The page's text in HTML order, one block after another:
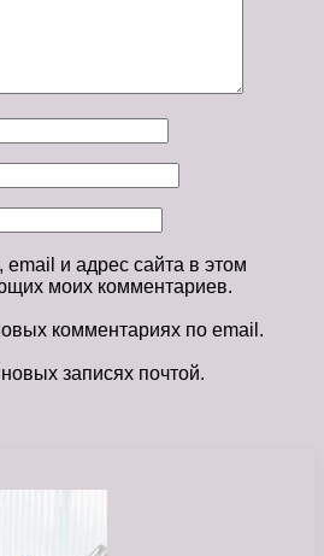
и адрес сайта в этом
моих комментариев.
комментариях по email.
записях почтой.